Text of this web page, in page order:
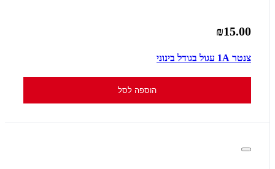
₪15.00
צנטר 1A עגול בגודל בינוני
הוספה לסל